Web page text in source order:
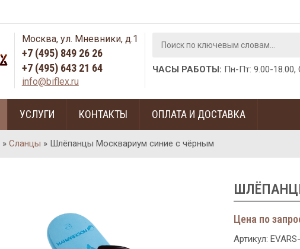
Москва, ул. Мневники, д.1
+7 (495) 849 26 26
+7 (495) 643 21 64
info@biflex.ru
ЧАСЫ РАБОТЫ: Пн-Пт: 9.00-
УСЛУГИ КОНТАКТЫ ОПЛАТА И ДОСТАВКА
» Сланцы » Шлёпанцы Москвариум синие с чёрным
Цена по
Артикул: